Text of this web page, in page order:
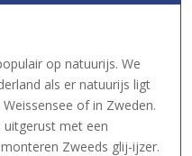
op natuurijs. We
als er natuurijs ligt
of in Zweden.
uitgerust met een
Zweeds glij-ijzer.